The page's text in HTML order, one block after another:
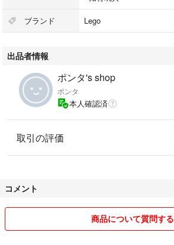
ブランド Lego
出品者情報
ポンタ's shop
ポンタ
本人確認済
取引の評価
コメント
商品について質問する